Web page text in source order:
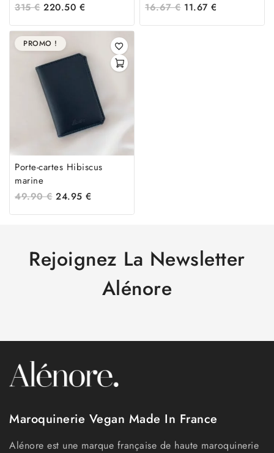
315€ 220.50 €
16.67€ 11.67 €
PROMO !
Porte-cartes Hibiscus
marine
49.90€ 24.95 €
Rejoignez La Newsletter
Alénore
Maroquinerie Vegan Made In France
Alénore est une marque française de haute maroquinerie